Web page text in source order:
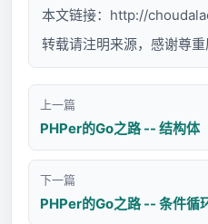
本文链接： http://
转载请注明来源，感谢尊重
上一篇
PHPer的Go之路 -- 结构体
下一篇
PHPer的Go之路 -- 条件循